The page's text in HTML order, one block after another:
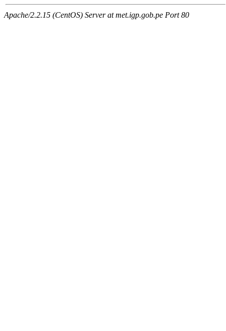
Apache/2.2.15 (CentOS) Server at met.igp.gob.pe Port 80